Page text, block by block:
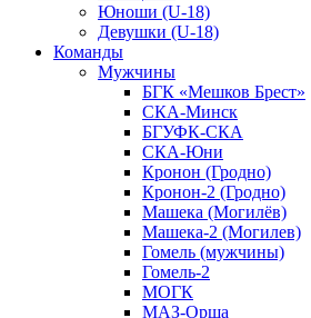
Юноши (U-18)
Девушки (U-18)
Команды
Мужчины
БГК «Мешков Брест»
СКА-Минск
БГУФК-СКА
СКА-Юни
Кронон (Гродно)
Кронон-2 (Гродно)
Машека (Могилёв)
Машека-2 (Могилев)
Гомель (мужчины)
Гомель-2
МОГК
МАЗ-Орша